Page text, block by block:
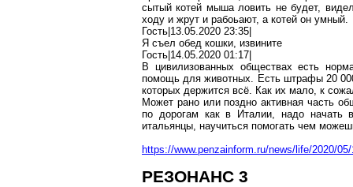
сытыйкотей мышаловить не будет,
ходу и жрут и рабоьают, а котей он умный.
Гость|13.05.2020 23:35|
Я съел обед кошки, извините
Гость|14.05.2020 01:17|
В цивилизованных обществах есть
помощь для животных. Есть штрафы 20
которых держится всё. Как их мало, к
Может рано или поздно активная часть
по дорогам как в Италии, надо начать
итальянцы, научиться помогать чем
https://www.penzainform.ru/news/life/2020/
РЕЗОНАНС 3